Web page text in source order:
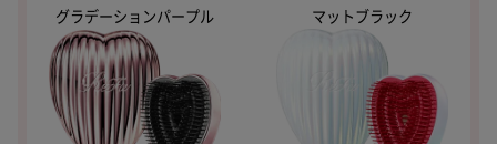
グラデーションパープル マットブラック